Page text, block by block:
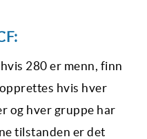
280 er menn, finn
hvis hver
og hver gruppe har
tilstanden er det